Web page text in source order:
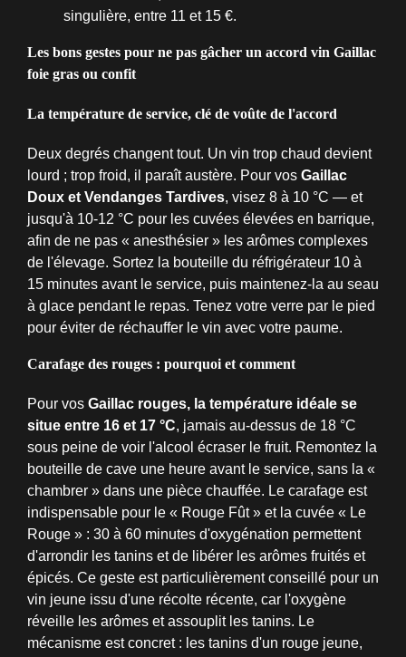
singulière, entre 11 et 15 €.
Les bons gestes pour ne pas gâcher un accord vin Gaillac
foie gras ou confit
La température de service, clé de voûte de l'accord
Deux degrés changent tout. Un vin trop chaud devient
lourd ; trop froid, il paraît austère. Pour vos Gaillac
Doux et Vendanges Tardives, visez 8 à 10 °C — et
jusqu'à 10-12 °C pour les cuvées élevées en barrique,
afin de ne pas « anesthésier » les arômes complexes
de l'élevage. Sortez la bouteille du réfrigérateur 10 à
15 minutes avant le service, puis maintenez-la au seau
à glace pendant le repas. Tenez votre verre par le pied
pour éviter de réchauffer le vin avec votre paume.
Carafage des rouges : pourquoi et comment
Pour vos Gaillac rouges, la température idéale se
situe entre 16 et 17 °C, jamais au-dessus de 18 °C
sous peine de voir l'alcool écraser le fruit. Remontez la
bouteille de cave une heure avant le service, sans la «
chambrer » dans une pièce chauffée. Le carafage est
indispensable pour le « Rouge Fût » et la cuvée « Le
Rouge » : 30 à 60 minutes d'oxygénation permettent
d'arrondir les tanins et de libérer les arômes fruités et
épicés. Ce geste est particulièrement conseillé pour un
vin jeune issu d'une récolte récente, car l'oxygène
réveille les arômes et assouplit les tanins. Le
mécanisme est concret : les tanins d'un rouge jeune,